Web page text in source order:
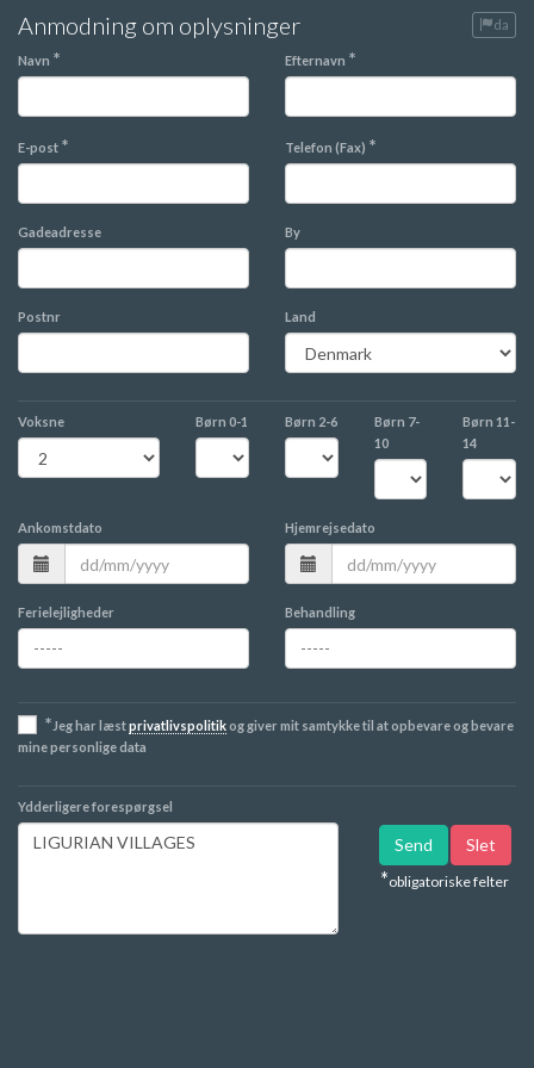
da
Anmodning om oplysninger
Navn * Efternavn *
E-post * Telefon (Fax) *
Gadeadresse By
Postnr Land
Voksne Børn 0-1 Børn 2-6 Børn 7-
10
Børn 11-
14
Ankomstdato Hjemrejsedato
Ferielejligheder Behandling
* Jeg har læstprivatlivspolitikog giver mit samtykke til at opbevare og bevare
mine personlige data
Ydderligere forespørgsel
*obligatoriske felter